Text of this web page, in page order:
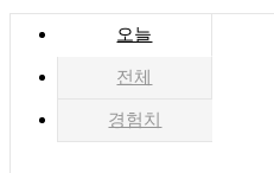
오늘
전체
경험치